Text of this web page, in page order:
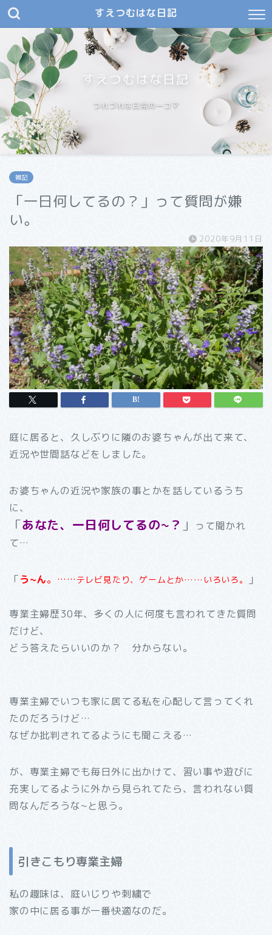
すえつむはな日記
すえつむはな日記
つれづれな日常の一コマ
雑記
「一日何してるの？」って質問が嫌
い。
2020年9月11日
庭に居ると、久しぶりに隣のお婆ちゃんが出て来て、
近況や世間話などをしました。
お婆ちゃんの近況や家族の事とかを話しているうち
に、
「あなた、一日何してるの~？ 」
って聞かれ
て…
「う~ん。…… テレビ見たり、ゲームとか……いろいろ。 」
専業主婦歴30年、多くの人に何度も言われてきた質問
だけど、
どう答えたらいいのか？ 分からない。
専業主婦でいつも家に居てる私を心配して言ってくれ
たのだろうけど…
なぜか批判されてるようにも聞こえる…
が、専業主婦でも毎日外に出かけて、習い事や遊びに
充実してるように外から見られてたら、言われない質
問なんだろうな~と思う。
引きこもり専業主婦
私の趣味は、庭いじりや刺繍で
家の中に居る事が一番快適なのだ。